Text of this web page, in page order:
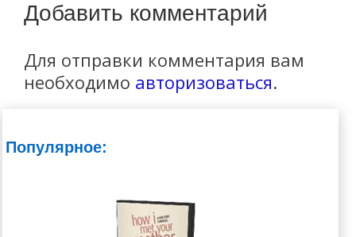
Добавить комментарий
Для отправки комментария вам
необходимо авторизоваться.
Популярное: